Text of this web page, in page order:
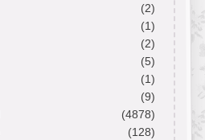
(2)
(1)
(2)
(5)
(1)
(9)
(4878)
(128)